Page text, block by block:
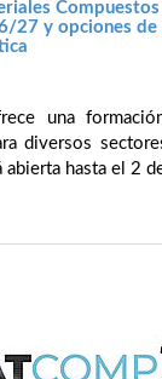
27 y opciones de
una
diversos
hasta el 2